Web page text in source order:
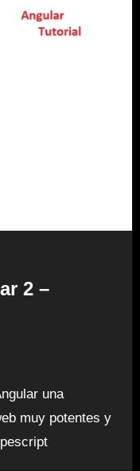
2 –
una
muy potentes y